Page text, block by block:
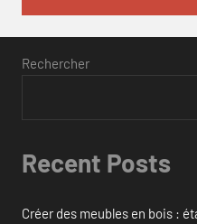
Rechercher
Recent Posts
Créer des meubles en bois :